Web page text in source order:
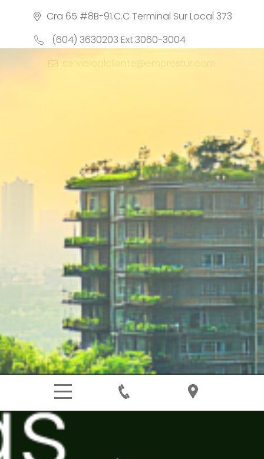
Cra 65 #8B-91.C.C Terminal Sur Local 373
(604) 3630203 Ext.3060-3004